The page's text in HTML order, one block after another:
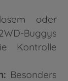
oder
Buggys
Kontrolle
Besonders